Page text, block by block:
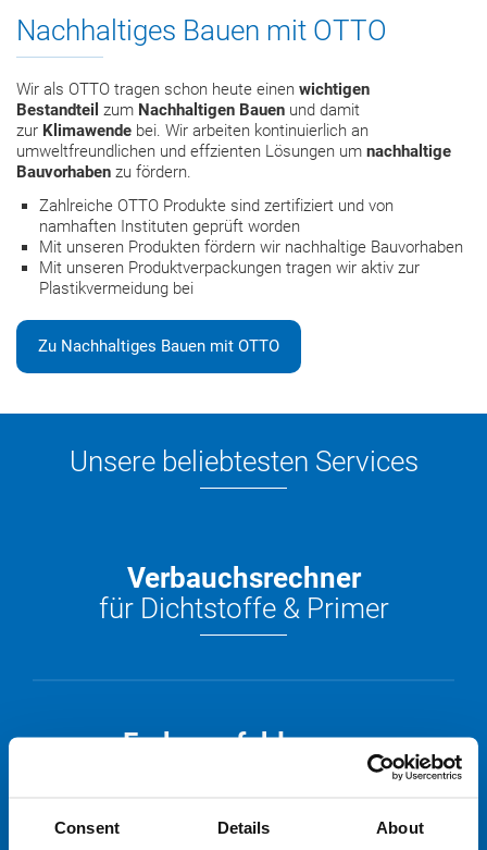
Consent Details About
Nachhaltiges Bauen mit OTTO
Wir als OTTO tragen schon heute einen wichtigen
Bestandteil zum Nachhaltigen Bauen und damit
zur Klimawende bei. Wir arbeiten kontinuierlich an
umweltfreundlichen und effzienten Lösungen um nachhaltige
Bauvorhaben zu fördern.
Zahlreiche OTTO Produkte sind zertifiziert und von
namhaften Instituten geprüft worden
Mit unseren Produkten fördern wir nachhaltige Bauvorhaben
Mit unseren Produktverpackungen tragen wir aktiv zur
Plastikvermeidung bei
Zu Nachhaltiges Bauen mit OTTO
Unsere beliebtesten Services
Verbauchsrechner
für Dichtstoffe & Primer
Farbempfehlungen
für OTTO Dichtstoffe